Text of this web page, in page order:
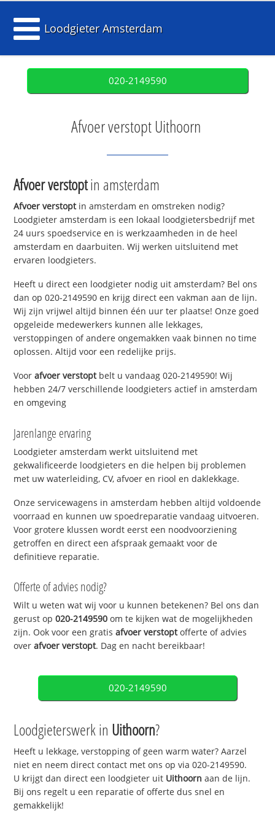
Loodgieter Amsterdam
020-2149590
Afvoer verstopt Uithoorn
Afvoer verstoptin amsterdam
Afvoer verstoptin amsterdam en omstreken nodig?
Loodgieter amsterdam is een lokaal loodgietersbedrijf met
24 uurs spoedservice en is werkzaamheden in de heel
amsterdam en daarbuiten. Wij werken uitsluitend met
ervaren loodgieters.
Heeft u direct een loodgieter nodig uit amsterdam? Bel ons
dan op 020-2149590 en krijg direct een vakman aan de lijn.
Wij zijn vrijwel altijd binnen één uur ter plaatse! Onze goed
opgeleide medewerkers kunnen alle lekkages,
verstoppingen of andere ongemakken vaak binnen no time
oplossen. Altijd voor een redelijke prijs.
Voorafvoer verstoptbelt u vandaag 020-2149590! Wij
hebben 24/7 verschillende loodgieters actief in amsterdam
en omgeving
Jarenlange ervaring
Loodgieter amsterdam werkt uitsluitend met
gekwalificeerde loodgieters en die helpen bij problemen
met uw waterleiding, CV, afvoer en riool en daklekkage.
Onze servicewagens in amsterdam hebben altijd voldoende
voorraad en kunnen uw spoedreparatie vandaag uitvoeren.
Voor grotere klussen wordt eerst een noodvoorziening
getroffen en direct een afspraak gemaakt voor de
definitieve reparatie.
Offerte of advies nodig?
Wilt u weten wat wij voor u kunnen betekenen? Bel ons dan
gerust op020-2149590 om te kijken wat de mogelijkheden
zijn. Ook voor een gratisafvoer verstoptofferte of advies
overafvoer verstopt. Dag en nacht bereikbaar!
020-2149590
Loodgieterswerk in Uithoorn?
Heeft u lekkage, verstopping of geen warm water? Aarzel
niet en neem direct contact met ons op via 020-2149590.
U krijgt dan direct een loodgieter uit Uithoorn aan de lijn.
Bij ons regelt u een reparatie of offerte dus snel en
gemakkelijk!